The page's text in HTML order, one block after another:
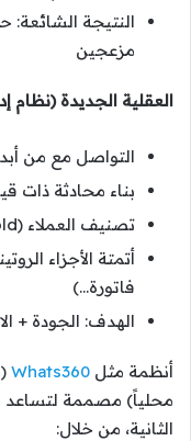
النتيجة
مزعجين
العقلية الجديدة (نظام
التواصل مع من
بناء محادثة ذات
تصنيف العملاء (Hot – Warm – Cold)
أتمتة الأجزاء
فاتورة…)
الهدف: الجودة +
أنظمة مثل Whats360
محلياً) مصممة لتساعد
الثانية، من خلال: